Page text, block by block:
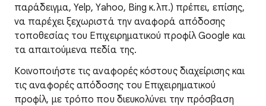
παράδειγμα, Yelp, Yahoo, Bing κ.λπ.) πρέπει, επίσης,
να παρέχει ξεχωριστά την αναφορά απόδοσης
τοποθεσίας του Επιχειρηματικού προφίλ Google και
τα απαιτούμενα πεδία της.
Κοινοποιήστε τις αναφορές κόστους διαχείρισης και
τις αναφορές απόδοσης του Επιχειρηματικού
προφίλ, με τρόπο που διευκολύνει την πρόσβαση